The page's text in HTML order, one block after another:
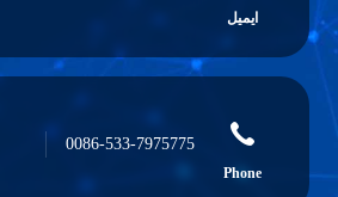
ایمیل
Phone
0086-533-7975775